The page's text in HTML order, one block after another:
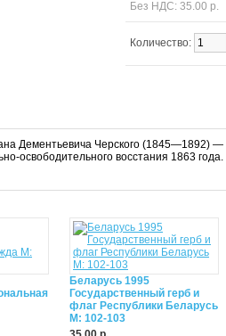
Без НДС: 35.00 р.
Количество:
Дементьевича Черского (1845—1892) —
освободительного восстания 1863 года.
Беларусь 1995
Государственный герб и
флаг Республики Беларусь
М: 102-103